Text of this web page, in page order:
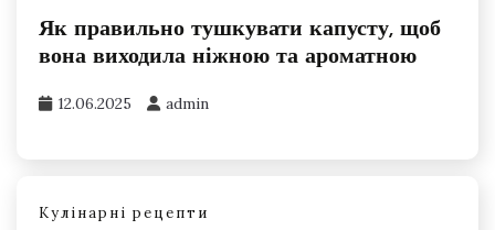
Як правильно тушкувати капусту, щоб
вона виходила ніжною та ароматною
12.06.2025 admin
Кулінарні рецепти